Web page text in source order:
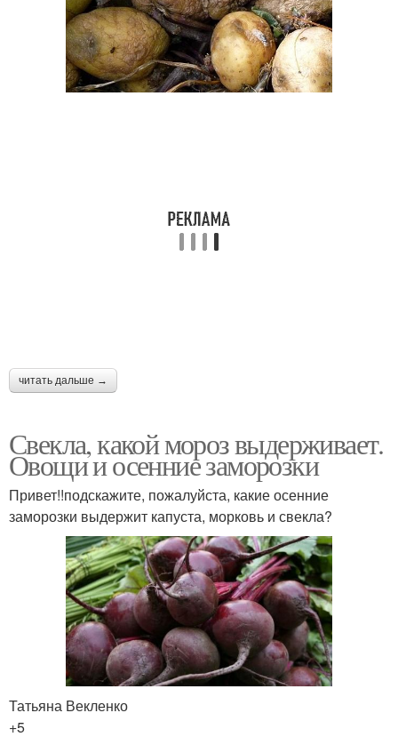
читать дальше →
Свекла, какой мороз выдерживает.
Овощи и осенние заморозки
Привет!!подскажите, пожалуйста, какие осенние
заморозки выдержит капуста, морковь и свекла?
Татьяна Векленко
+5